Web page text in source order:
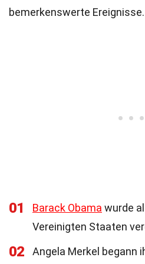
bemerkenswerte Ereignisse.
01 Barack Obama wurde
Vereinigten Staaten
02
Angela Merkel begann